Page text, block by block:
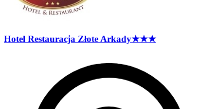
Hotel Restauracja Złote Arkady★★★